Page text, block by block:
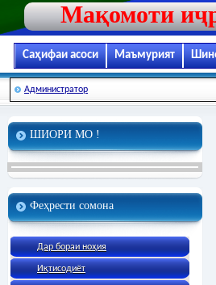
Мақомоти
Саҳифаи асоси Маъмурият
Администратор
ШИОРИ МО !
Феҳрести сомона
Дар бораи ноҳия
Иқтисодиёт